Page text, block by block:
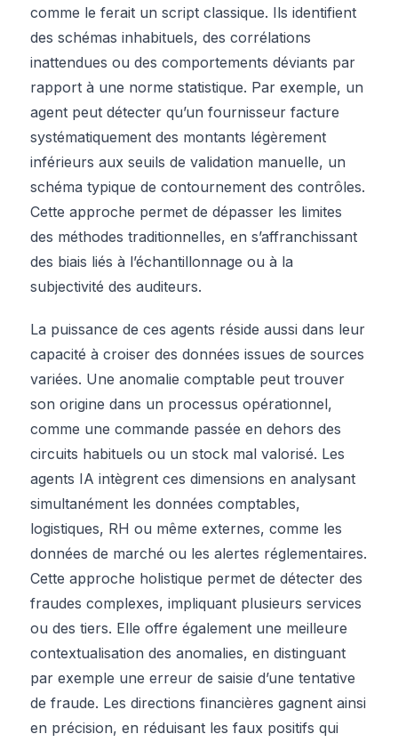
comme le ferait un script classique. Ils identifient
des schémas inhabituels, des corrélations
inattendues ou des comportements déviants par
rapport à une norme statistique. Par exemple, un
agent peut détecter qu’un fournisseur facture
systématiquement des montants légèrement
inférieurs aux seuils de validation manuelle, un
schéma typique de contournement des contrôles.
Cette approche permet de dépasser les limites
des méthodes traditionnelles, en s’affranchissant
des biais liés à l’échantillonnage ou à la
subjectivité des auditeurs.
La puissance de ces agents réside aussi dans leur
capacité à croiser des données issues de sources
variées. Une anomalie comptable peut trouver
son origine dans un processus opérationnel,
comme une commande passée en dehors des
circuits habituels ou un stock mal valorisé. Les
agents IA intègrent ces dimensions en analysant
simultanément les données comptables,
logistiques, RH ou même externes, comme les
données de marché ou les alertes réglementaires.
Cette approche holistique permet de détecter des
fraudes complexes, impliquant plusieurs services
ou des tiers. Elle offre également une meilleure
contextualisation des anomalies, en distinguant
par exemple une erreur de saisie d’une tentative
de fraude. Les directions financières gagnent ainsi
en précision, en réduisant les faux positifs qui